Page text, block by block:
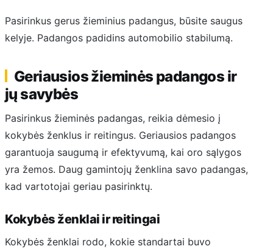
Pasirinkus gerus žieminius padangus, būsite saugus
kelyje. Padangos padidins automobilio stabilumą.
Geriausios žieminės padangos ir
jų savybės
Pasirinkus žieminės padangas, reikia dėmesio į
kokybės ženklus ir reitingus. Geriausios padangos
garantuoja saugumą ir efektyvumą, kai oro sąlygos
yra žemos. Daug gamintojų ženklina savo padangas,
kad vartotojai geriau pasirinktų.
Kokybės ženklai ir reitingai
Kokybės ženklai rodo, kokie standartai buvo